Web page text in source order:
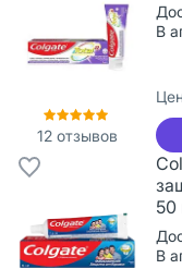
12 отзывов
В
50
В